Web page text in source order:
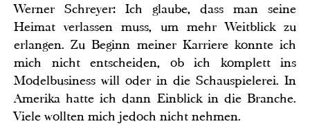
Werner Schreyer: Ich glaube, dass man seine
Heimat verlassen muss, um mehr Weitblick zu
erlangen. Zu Beginn meiner Karriere konnte ich
mich nicht entscheiden, ob ich komplett ins
Modelbusiness will oder in die Schauspielerei. In
Amerika hatte ich dann Einblick in die Branche.
Viele wollten mich jedoch nicht nehmen.